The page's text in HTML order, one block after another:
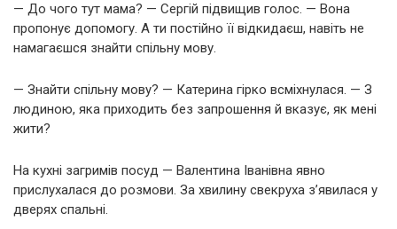
— До чого тут мама? — Сергій підвищив голос. — Вона
пропонує допомогу. А ти постійно її відкидаєш, навіть не
намагаєшся знайти спільну мову.
— Знайти спільну мову? — Катерина гірко всміхнулася. — З
людиною, яка приходить без запрошення й вказує, як мені
жити?
На кухні загримів посуд — Валентина Іванівна явно
прислухалася до розмови. За хвилину свекруха з’явилася у
дверях спальні.